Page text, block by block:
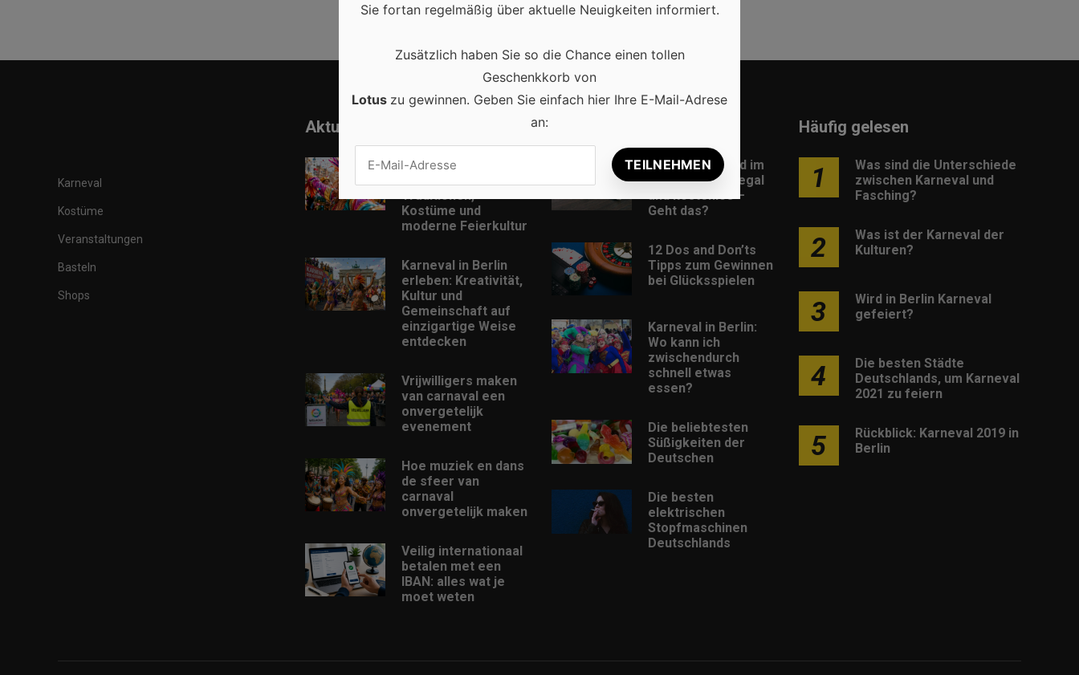
Karneval
Kostüme
Veranstaltungen
Basteln
Shops
Aktuell
Karneval in
Kostüme und
moderne Feierkultur
Karneval in Berlin
erleben: Kreativität,
Kultur und
Gemeinschaft auf
einzigartige Weise
entdecken
Vrijwilligers maken
van carnaval een
onvergetelijk
evenement
Hoe muziek en dans
de sfeer van
carnaval
onvergetelijk maken
Veilig internationaal
betalen met een
IBAN: alles wat je
moet weten
Musik Download im
MP3-Format: Legal
und kostenlos –
Geht das?
12 Dos and Don’ts
Tipps zum Gewinnen
bei Glücksspielen
Karneval in Berlin:
Wo kann ich
zwischendurch
schnell etwas
essen?
Die beliebtesten
Süßigkeiten der
Deutschen
Die besten
elektrischen
Stopfmaschinen
Deutschlands
Häufig gelesen
1
Was sind die Unterschiede
zwischen Karneval und
Fasching?
2
Was ist der Karneval der
Kulturen?
3
Wird in Berlin Karneval
gefeiert?
4
Die besten Städte
Deutschlands, um Karneval
2021 zu feiern
5
Rückblick: Karneval 2019 in
Berlin
Sie fortan regelmäßig über aktuelle Neuigkeiten informiert.
Zusätzlich haben Sie so die Chance einen tollen
Geschenkkorb von
Lotus zu gewinnen. Geben Sie einfach hier Ihre E-Mail-Adrese
an: